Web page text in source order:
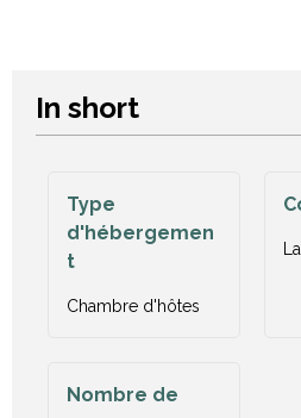
In short
Type
d'hébergemen
t
Chambre d'hôtes
Nombre de